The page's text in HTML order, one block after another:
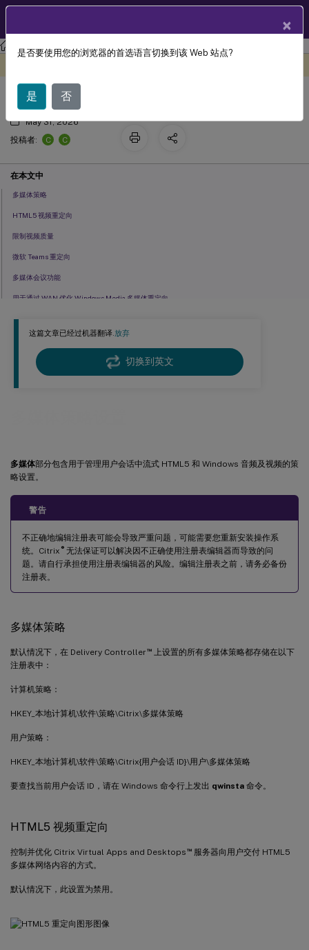
Citrix Virtual Apps and Desktops 7 2402 LTSR 参考
这篇文章已经过机器翻译.放弃
切换到英文
多媒体部分包含用于管理用户会话中流式 HTML5 和 Windows 音频及视频的策
略设置。
警告
不正确地编辑注册表可能会导致严重问题，可能需要您重新安装操作系
统。Citrix ®无法保证可以解决因不正确使用注册表编辑器而导致的问
题。请自行承担使用注册表编辑器的风险。编辑注册表之前，请务必备份
注册表。
多媒体策略
默认情况下，在 Delivery Controller™上设置的所有多媒体策略都存储在以下
注册表中：
计算机策略：
HKEY_本地计算机\软件\策略\Citrix\多媒体策略
用户策略：
HKEY_本地计算机\软件\策略\Citrix{用户会话 ID}\用户\多媒体策略
要查找当前用户会话 ID，请在 Windows 命令行上发出 qwinsta 命令。
HTML5 视频重定向
控制并优化 Citrix Virtual Apps and Desktops ™服务器向用户交付 HTML5
多媒体网络内容的方式。
默认情况下，此设置为禁用。
多媒体策略设置
May 31, 2026
投稿者:
C C
在本文中
多媒体策略
HTML5 视频重定向
限制视频质量
微软 Teams 重定向
多媒体会议功能
用于通过 WAN 优化 Windows Media 多媒体重定向
使用 GPU 优化通过 WAN 的 Windows Media 多媒体重定向
Windows 媒体回退阻止
Windows 媒体客户端内容获取
×
是否要使用您的浏览器的首选语言切换到该 Web 站点?
是 否